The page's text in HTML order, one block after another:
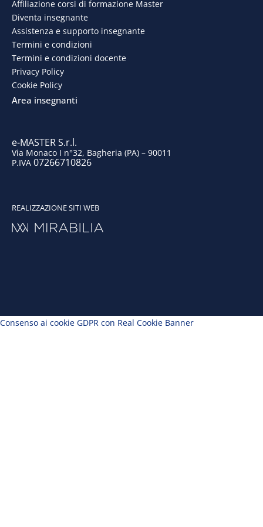
b
o
k
e
d
Affiliazione corsi di formazione Master
Diventa insegnante
Assistenza e supporto insegnante
Termini e condizioni
Termini e condizioni docente
Privacy Policy
Cookie Policy
Area insegnanti
e-MASTER S.r.l.
Via Monaco I n°32, Bagheria (PA) – 90011
P.IVA 07266710826
REALIZZAZIONE SITI WEB
Consenso ai cookie GDPR con Real Cookie Banner